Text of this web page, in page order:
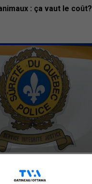
: ça vaut le coût?